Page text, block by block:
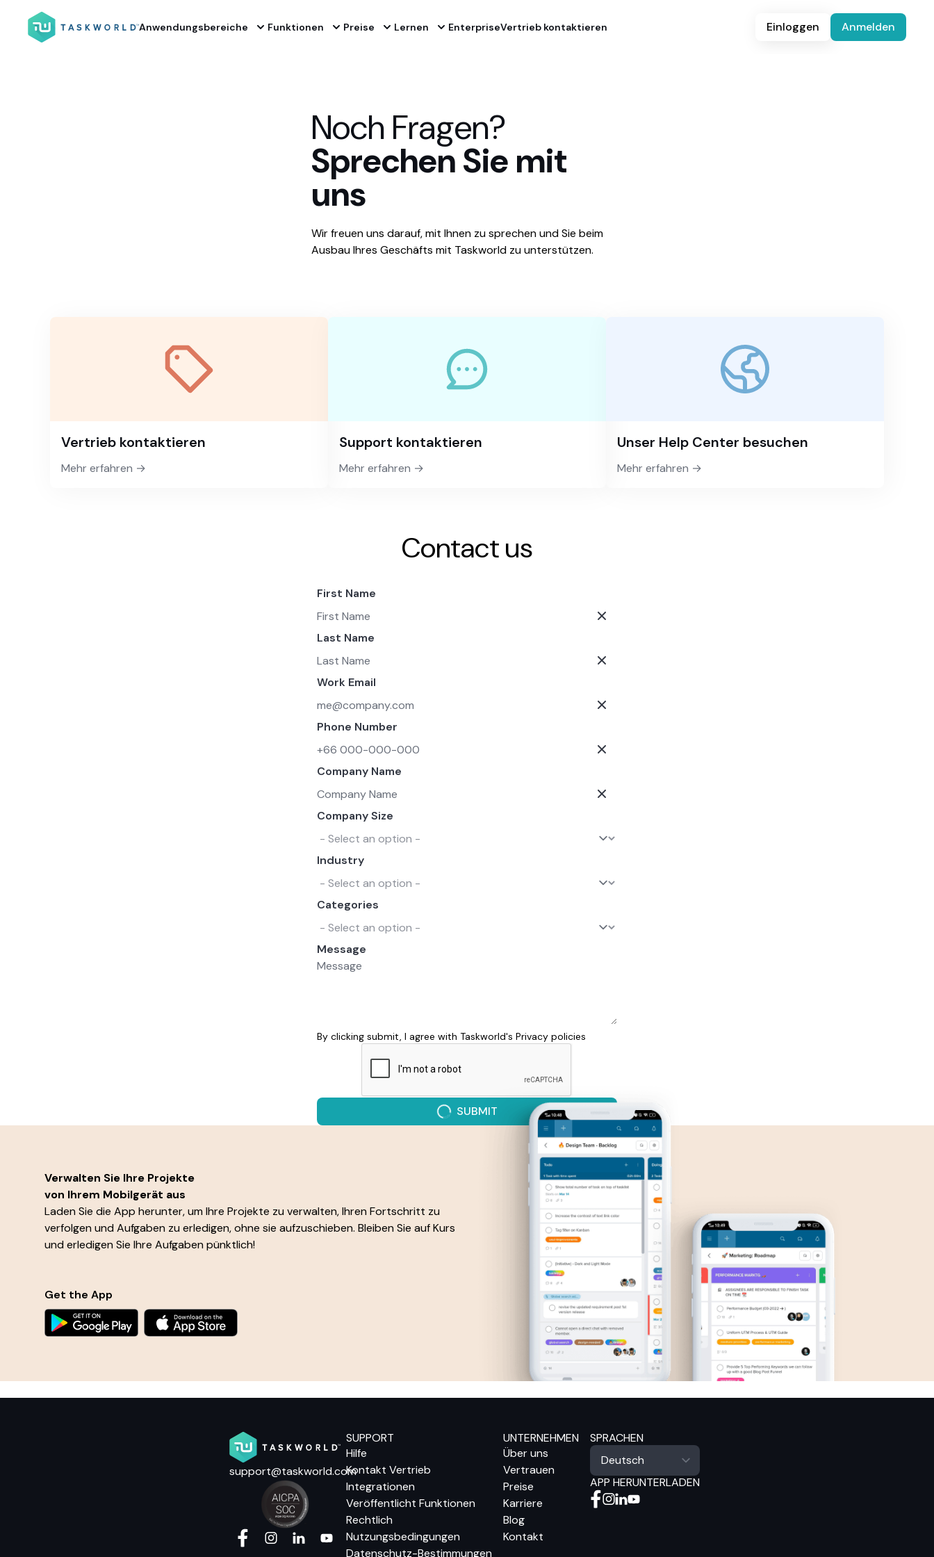
Anwendungsbereiche Funktionen Preise Lernen EnterpriseVertrieb kontaktieren Einloggen Anmelden
Noch Fragen?
Sprechen Sie mit
uns
Wir freuen uns darauf, mit Ihnen zu sprechen und Sie beim
Ausbau Ihres Geschäfts mit Taskworld zu unterstützen.
Vertrieb kontaktieren
Mehr erfahren →
Support kontaktieren
Mehr erfahren →
Unser Help Center besuchen
Mehr erfahren →
Contact us
First Name
Last Name
Work Email
Phone Number
Company Name
Company Size
Industry
Categories
Message
By clicking submit, I agree with Taskworld's Privacy policies
SUBMIT
Verwalten Sie Ihre Projekte
von Ihrem Mobilgerät aus
Laden Sie die App herunter, um Ihre Projekte zu verwalten, Ihren Fortschritt zu
verfolgen und Aufgaben zu erledigen, ohne sie aufzuschieben. Bleiben Sie auf Kurs
und erledigen Sie Ihre Aufgaben pünktlich!
Get the App
support@taskworld.com
SUPPORT
Hilfe
Kontakt Vertrieb
Integrationen
Veröffentlicht Funktionen
Rechtlich
Nutzungsbedingungen
Datenschutz-Bestimmungen
UNTERNEHMEN
Über uns
Vertrauen
Preise
Karriere
Blog
Kontakt
SPRACHEN
APP HERUNTERLADEN